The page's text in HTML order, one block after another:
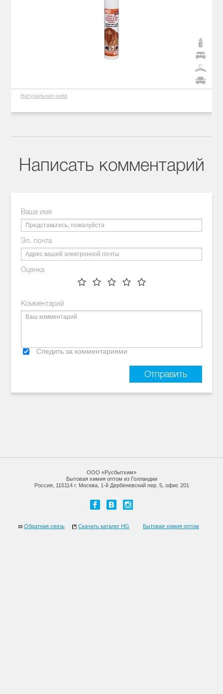
Натуральная кожа
Написать комментарий
Ваше имя
Эл. почта
Оценка
Комментарий
Следить за комментариями
ООО «Русбытхим»
Бытовая химия оптом из Голландии
Россия, 115114 г. Москва, 1-й Дербеневский пер. 5, офис 201
Обратная связь Скачать каталог HG Бытовая химия оптом